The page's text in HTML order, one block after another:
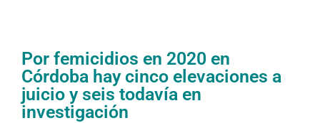
Por femicidios en 2020 en
Córdoba hay cinco elevaciones a
juicio y seis todavía en
investigación